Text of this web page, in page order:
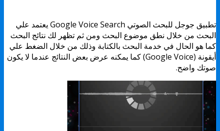
تطبيق جوجل للبحث الصوتي Google Voice Search يعتمد علي
البحث من خلال نطق موضوع البحث ومن ثم تظهر لك نتائج البحث
كما هو الحال في خدمة البحث بالكتابة وذلك من خلال الضغط علي
أيقونة (Google Voice) كما يمكنه عرض بعض النتائج عندما لا يكون
صوتك واضح.